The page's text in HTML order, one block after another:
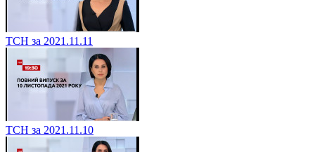
ТСН за 2021.11.11
ТСН за 2021.11.10